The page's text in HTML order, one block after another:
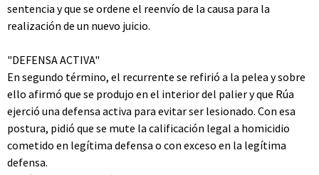
sentencia y que se ordene el reenvío de la causa para la
realización de un nuevo juicio.
"DEFENSA ACTIVA"
En segundo término, el recurrente se refirió a la pelea y sobre
ello afirmó que se produjo en el interior del palier y que Rúa
ejerció una defensa activa para evitar ser lesionado. Con esa
postura, pidió que se mute la calificación legal a homicidio
cometido en legítima defensa o con exceso en la legítima
defensa.